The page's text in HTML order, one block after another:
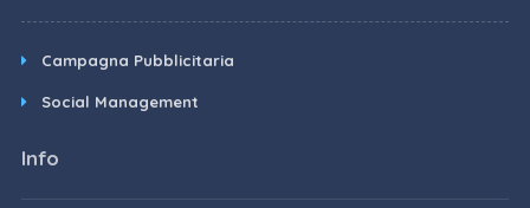
Campagna Pubblicitaria
Social Management
Info